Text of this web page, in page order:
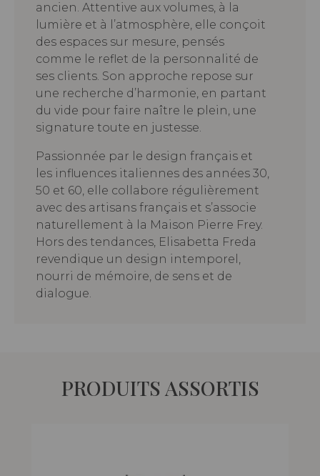
ancien. Attentive aux volumes, à la
lumière et à l’atmosphère, elle conçoit
des espaces sur mesure, pensés
comme le reflet de la personnalité de
ses clients. Son approche repose sur
une recherche d’harmonie, en partant
du vide pour faire naître le plein, une
signature toute en justesse.
Passionnée par le design français et
les influences italiennes des années 30,
50 et 60, elle collabore régulièrement
avec des artisans français et s’associe
naturellement à la Maison Pierre Frey.
Hors des tendances, Elisabetta Freda
revendique un design intemporel,
nourri de mémoire, de sens et de
dialogue.
PRODUITS ASSORTIS